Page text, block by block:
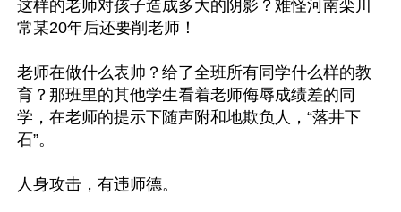
这样的老师对孩子造成多大的阴影？难怪河南栾川
常某20年后还要削老师！
老师在做什么表帅？给了全班所有同学什么样的教
育？那班里的其他学生看着老师侮辱成绩差的同
学，在老师的提示下随声附和地欺负人，“落井下
石”。
人身攻击，有违师德。